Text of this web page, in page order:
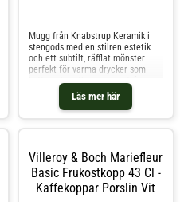
Läs mer här
Mugg från Knabstrup Keramik i
stengods med en stilren estetik
och ett subtilt, räfflat mönster
perfekt för varma drycker som
kaffe och te.Om muggen från
Knabstrup Keramik- Från serien
Verda.- Diameter: 7.9 cm.- Gjord
av stengods.- Finns i flera färger.-
och mer Muggar & Koppar hos
Royal Design.
Villeroy & Boch Mariefleur
Basic Frukostkopp 43 Cl -
Kaffekoppar Porslin Vit